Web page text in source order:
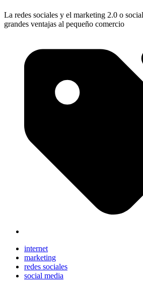
La redes sociales y el marketing 2.0 o
grandes ventajas al pequeño comercio
internet
marketing
redes sociales
social media